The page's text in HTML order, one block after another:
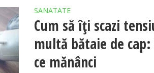
SANATATE
Cum să îți scazi
multă bătaie de
ce mănânci